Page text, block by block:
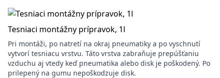
Tesniaci montážny prípravok, 1l
Pri montáži, po natretí na okraj pneumatiky a po vyschnutí
vytvorí tesniacu vrstvu. Táto vrstva zabraňuje prepúšťaniu
vzduchu aj vtedy keď pneumatika alebo disk je poškodený. Po
prilepený na gumu nepoškodzuje disk.